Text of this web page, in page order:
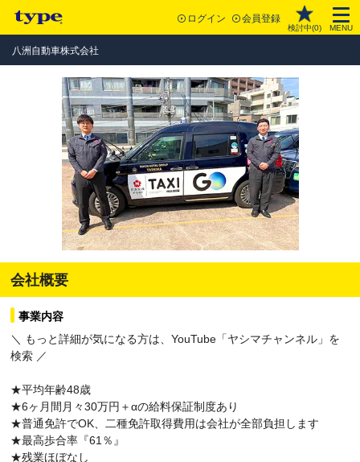
ログイン 会員登録
検討中(0) MENU
八洲自動車株式会社
会社概要
事業内容
＼ もっと詳細が気になる方は、YouTube「ヤシマチャンネル」を
検索 ／
★平均年齢48歳
★6ヶ月間月々30万円＋αの給料保証制度あり
★普通免許でOK、二種免許取得費用は会社が全部負担します
★最高歩合率『61％』
★残業ほぼなし